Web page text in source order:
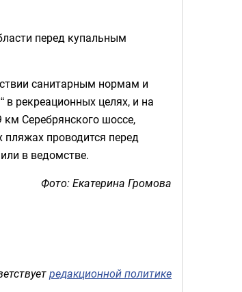
перед купальным
санитарным нормам и
рекреационных целях, и на
км Серебрянского шоссе,
пляжах проводится перед
в ведомстве.
Фото: Екатерина Громова
редакционной политике